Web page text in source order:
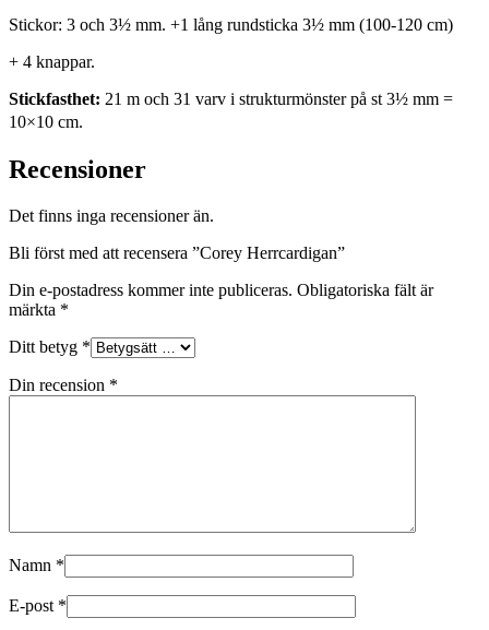
Stickor: 3 och 3½ mm. +1 lång rundsticka 3½ mm (100-120 cm)
+ 4 knappar.
Stickfasthet: 21 m och 31 varv i strukturmönster på st 3½ mm =
10×10 cm.
Recensioner
Det finns inga recensioner än.
Bli först med att recensera ”Corey Herrcardigan”
Din e-postadress kommer inte publiceras. Obligatoriska fält är
märkta *
Ditt betyg *
Din recension *
Namn *
E-post *